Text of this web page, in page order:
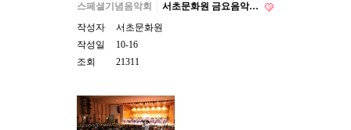
스페셜기념음악회
서초문화원 금요음악…
작성자
서초문화원
작성일
10-16
조회
21311